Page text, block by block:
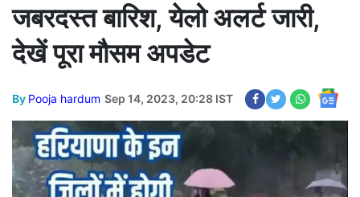
जबरदस्त बारिश, येलो अलर्ट जारी,
देखें पूरा मौसम अपडेट
By Pooja hardum Sep 14, 2023, 20:28 IST